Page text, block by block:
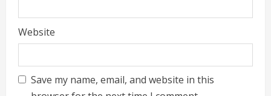
Website
Save my name, email, and website in this